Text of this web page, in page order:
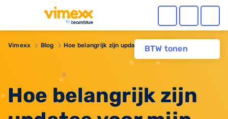
BTW tonen
Vimexx Blog Hoe belangrijk zijn updates voor mijn website?
Hoe belangrijk zijn